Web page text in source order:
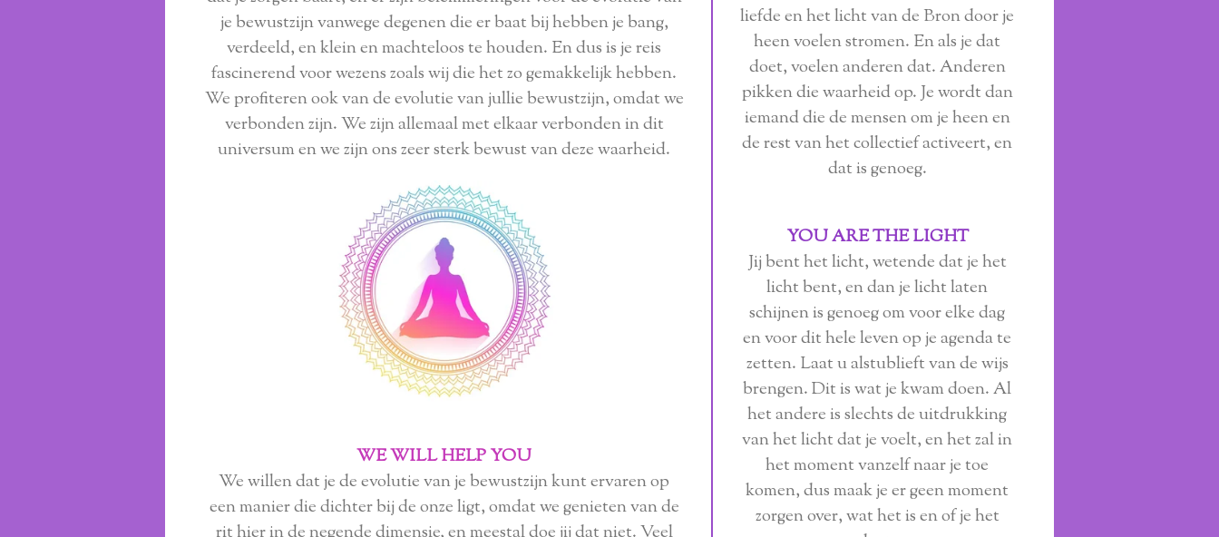
je bewustzijn vanwege degenen die er baat bij hebben je bang,
verdeeld, en klein en machteloos te houden. En dus is je reis
fascinerend voor wezens zoals wij die het zo gemakkelijk hebben.
We profiteren ook van de evolutie van jullie bewustzijn, omdat we
verbonden zijn. We zijn allemaal met elkaar verbonden in dit
universum en we zijn ons zeer sterk bewust van deze waarheid.
WE WILL HELP YOU
We willen dat je de evolutie van je bewustzijn kunt ervaren op
een manier die dichter bij de onze ligt, omdat we genieten van de
liefde en het licht van de Bron door je
heen voelen stromen. En als je dat
doet, voelen anderen dat. Anderen
pikken die waarheid op. Je wordt dan
iemand die de mensen om je heen en
de rest van het collectief activeert, en
dat is genoeg.
YOU ARE THE LIGHT
Jij bent het licht, wetende dat je het
licht bent, en dan je licht laten
schijnen is genoeg om voor elke dag
en voor dit hele leven op je agenda te
zetten. Laat u alstublieft van de wijs
brengen. Dit is wat je kwam doen. Al
het andere is slechts de uitdrukking
van het licht dat je voelt, en het zal in
het moment vanzelf naar je toe
komen, dus maak je er geen moment
zorgen over, wat het is en of je het